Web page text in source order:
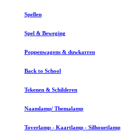
Spellen
Spel & Beweging
Poppenwagens & duwkarren
Back to School
Tekenen & Schilderen
Naamlamp/ Themalamp
Toverlamp - Kaartlamp - Silhouetlamp